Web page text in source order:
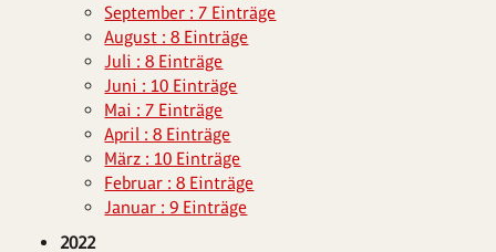
September : 7 Einträge
August : 8 Einträge
Juli : 8 Einträge
Juni : 10 Einträge
Mai : 7 Einträge
April : 8 Einträge
März : 10 Einträge
Februar : 8 Einträge
Januar : 9 Einträge
2022